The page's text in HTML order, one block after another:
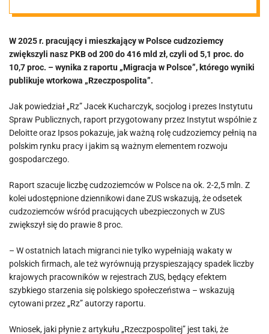
nie da
W 2025 r. pracujący i mieszkający w Polsce cudzoziemcy
zwiększyli nasz PKB od 200 do 416 mld zł, czyli od 5,1 proc. do
10,7 proc. – wynika z raportu „Migracja w Polsce”, którego wyniki
publikuje wtorkowa „Rzeczpospolita”.
Jak powiedział „Rz” Jacek Kucharczyk, socjolog i prezes Instytutu
Spraw Publicznych, raport przygotowany przez Instytut wspólnie z
Deloitte oraz Ipsos pokazuje, jak ważną rolę cudzoziemcy pełnią na
polskim rynku pracy i jakim są ważnym elementem rozwoju
gospodarczego.
Raport szacuje liczbę cudzoziemców w Polsce na ok. 2-2,5 mln. Z
kolei udostępnione dziennikowi dane ZUS wskazują, że odsetek
cudzoziemców wśród pracujących ubezpieczonych w ZUS
zwiększył się do prawie 8 proc.
– W ostatnich latach migranci nie tylko wypełniają wakaty w
polskich firmach, ale też wyrównują przyspieszający spadek liczby
krajowych pracowników w rejestrach ZUS, będący efektem
szybkiego starzenia się polskiego społeczeństwa – wskazują
cytowani przez „Rz” autorzy raportu.
Wniosek, jaki płynie z artykułu „Rzeczpospolitej” jest taki, że